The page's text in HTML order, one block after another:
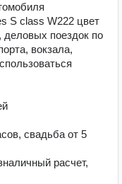
S class W222 цвет
поездок по
вокзала,
свадьба от 5
расчет,